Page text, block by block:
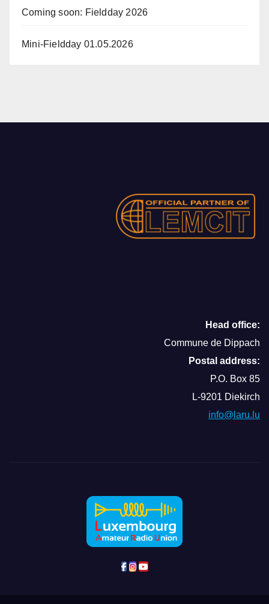
Coming soon: Fieldday 2026
Mini-Fieldday 01.05.2026
Head office:
Commune de Dippach
Postal address:
P.O. Box 85
L-9201 Diekirch
info@laru.lu